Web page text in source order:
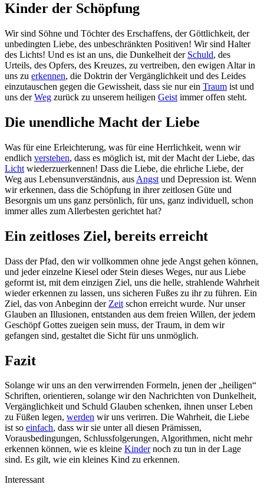
Kinder der Schöpfung
Wir sind Söhne und Töchter des Erschaffens, der Göttlichkeit, der
unbedingten Liebe, des unbeschränkten Positiven! Wir sind Halter
des Lichts! Und es ist an uns, die Dunkelheit der Schuld, des
Urteils, des Opfers, des Kreuzes, zu vertreiben, den ewigen Altar in
uns zu erkennen, die Doktrin der Vergänglichkeit und des Leides
einzutauschen gegen die Gewissheit, dass sie nur ein Traum ist und
uns derWeg zurück zu unserem heiligen Geist immer offen steht.
Die unendliche Macht der Liebe
Was für eine Erleichterung, was für eine Herrlichkeit, wenn wir
endlich verstehen, dass es möglich ist, mit der Macht der Liebe, das
Licht wiederzuerkennen! Dass die Liebe, die ehrliche Liebe, der
Weg aus Lebensunverständnis, aus Angst und Depression ist. Wenn
wir erkennen, dass die Schöpfung in ihrer zeitlosen Güte und
Besorgnis um uns ganz persönlich, für uns, ganz individuell, schon
immer alles zum Allerbesten gerichtet hat?
Ein zeitloses Ziel, bereits erreicht
Dass der Pfad, den wir vollkommen ohne jede Angst gehen können,
und jeder einzelne Kiesel oder Stein dieses Weges, nur aus Liebe
geformt ist, mit dem einzigen Ziel, uns die helle, strahlende Wahrheit
wieder erkennen zu lassen, uns sicheren Fußes zu ihr zu führen. Ein
Ziel, das von Anbeginn der Zeit schon erreicht wurde. Nur unser
Glauben an Illusionen, entstanden aus dem freien Willen, der jedem
Geschöpf Gottes zueigen sein muss, der Traum, in dem wir
gefangen sind, gestaltet die Sicht für uns unmöglich.
Fazit
Solange wir uns an den verwirrenden Formeln, jenen der „heiligen“
Schriften, orientieren, solange wir den Nachrichten von Dunkelheit,
Vergänglichkeit und Schuld Glauben schenken, ihnen unser Leben
zu Füßen legen, werden wir uns verirren. Die Wahrheit, die Liebe
ist so einfach, dass wir sie unter all diesen Prämissen,
Vorausbedingungen, Schlussfolgerungen, Algorithmen, nicht mehr
erkennen können, wie es kleine Kindernoch zu tun in der Lage
sind. Es gilt, wie ein kleines Kind zu erkennen.
Interessant